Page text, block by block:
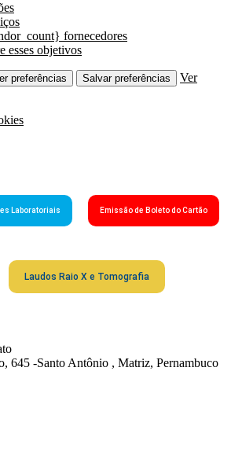
fornecedores
esses objetivos
preferências Salvar preferências
Ver
Laboratoriais Emissão de Boleto do Cartão
Laudos Raio X e Tomografia
645 -Santo Antônio , Matriz, Pernambuco